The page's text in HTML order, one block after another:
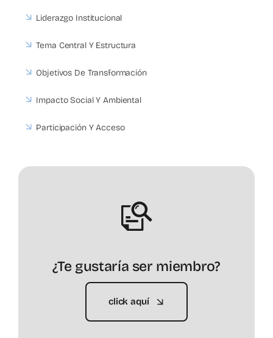
Liderazgo Institucional
Tema Central Y Estructura
Objetivos De Transformación
Impacto Social Y Ambiental
Participación Y Acceso
¿Te gustaría ser miembro?
click aquí